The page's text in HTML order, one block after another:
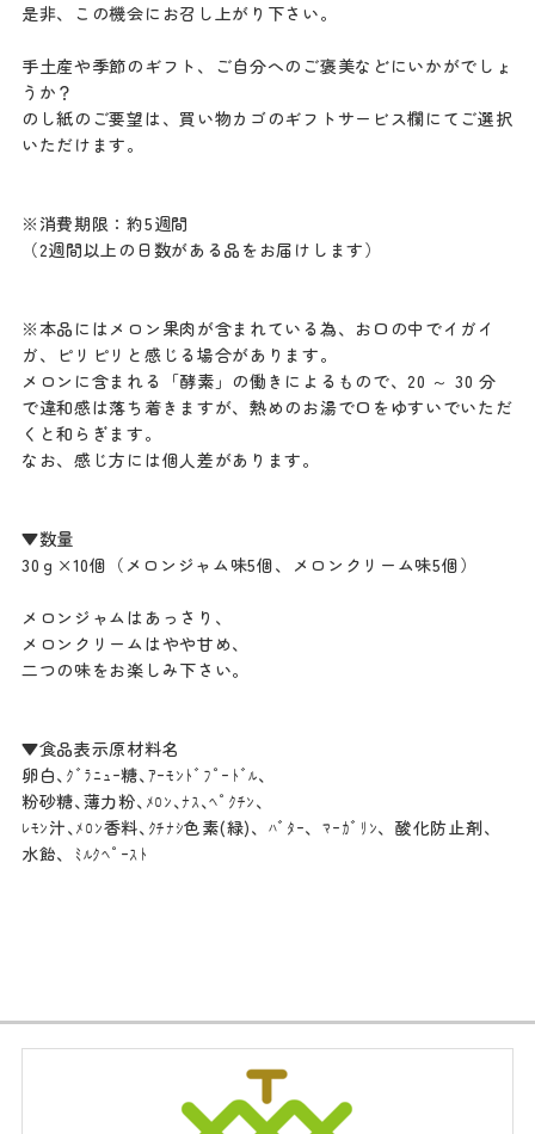
是非、この機会にお召し上がり下さい。
手土産や季節のギフト、ご自分へのご褒美などにいかがでしょ
うか？
のし紙のご要望は、買い物カゴのギフトサービス欄にてご選択
いただけます。
※消費期限：約5週間
（2週間以上の日数がある品をお届けします）
※本品にはメロン果肉が含まれている為、お口の中でイガイ
ガ、ピリピリと感じる場合があります。
メロンに含まれる「酵素」の働きによるもので、20 ～ 30 分
で違和感は落ち着きますが、熱めのお湯で口をゆすいでいただ
くと和らぎます。
なお、感じ方には個人差があります。
▼数量
30ｇ×10個（メロンジャム味5個、メロンクリーム味5個）
メロンジャムはあっさり、
メロンクリームはやや甘め、
二つの味をお楽しみ下さい。
▼食品表示原材料名
卵白､ｸﾞﾗﾆｭｰ糖､ｱｰﾓﾝﾄﾞﾌﾟｰﾄﾞﾙ､
粉砂糖､薄力粉､ﾒﾛﾝ､ﾅｽ､ﾍﾟｸﾁﾝ､
ﾚﾓﾝ汁､ﾒﾛﾝ香料､ｸﾁﾅｼ色素(緑)、ﾊﾞﾀｰ、ﾏｰｶﾞﾘﾝ、酸化防止剤、
水飴、ﾐﾙｸﾍﾟｰｽﾄ